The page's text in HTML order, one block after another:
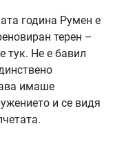
година Румен е
терен –
тук. Не е бавил
имаше
и се видя